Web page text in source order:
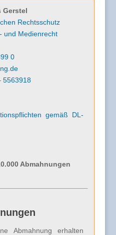
Gerstel
Rechtsschutz
und Medienrecht
0
5563918
gemäß DL-
Abmahnungen
Abmahnung erhalten